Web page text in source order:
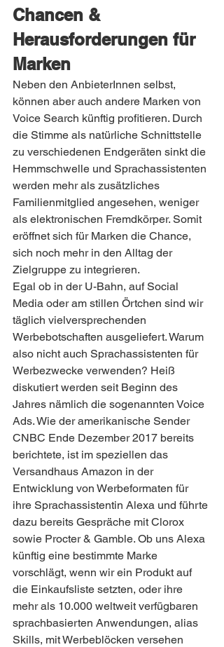
Chancen &
Herausforderungen für
Marken
Neben den AnbieterInnen selbst,
können aber auch andere Marken von
Voice Search künftig profitieren. Durch
die Stimme als natürliche Schnittstelle
zu verschiedenen Endgeräten sinkt die
Hemmschwelle und Sprachassistenten
werden mehr als zusätzliches
Familienmitglied angesehen, weniger
als elektronischen Fremdkörper. Somit
eröffnet sich für Marken die Chance,
sich noch mehr in den Alltag der
Zielgruppe zu integrieren.
Egal ob in der U-Bahn, auf Social
Media oder am stillen Örtchen sind wir
täglich vielversprechenden
Werbebotschaften ausgeliefert. Warum
also nicht auch Sprachassistenten für
Werbezwecke verwenden? Heiß
diskutiert werden seit Beginn des
Jahres nämlich die sogenannten Voice
Ads. Wie der amerikanische Sender
CNBC Ende Dezember 2017 bereits
berichtete, ist im speziellen das
Versandhaus Amazon in der
Entwicklung von Werbeformaten für
ihre Sprachassistentin Alexa und führte
dazu bereits Gespräche mit Clorox
sowie Procter & Gamble. Ob uns Alexa
künftig eine bestimmte Marke
vorschlägt, wenn wir ein Produkt auf
die Einkaufsliste setzten, oder ihre
mehr als 10.000 weltweit verfügbaren
sprachbasierten Anwendungen, alias
Skills, mit Werbeblöcken versehen